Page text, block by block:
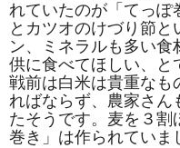
れていたのが「てっぽ
とカツオのけづり節と
ン、ミネラルも多い
供に食べてほしい、と
戦前は白米は貴重なも
ればならず、農家さん
たそうです。麦を３
巻き」は作られていま